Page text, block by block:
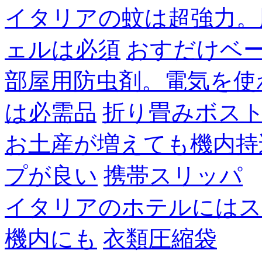
イタリアの蚊は超強力
ェルは必須 おすだけベ
部屋用防虫剤。電気を
は必需品 折り畳みボス
お土産が増えても機内
プが良い 携帯スリッパ
イタリアのホテルには
機内にも 衣類圧縮袋